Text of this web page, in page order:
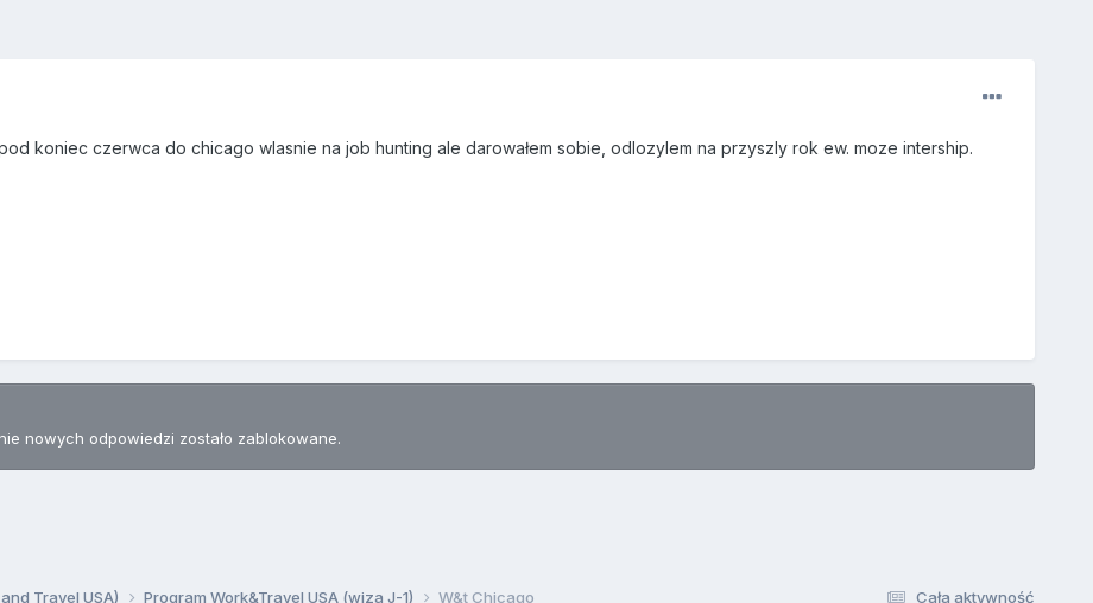
koniec czerwca do chicago wlasnie na job hunting ale darowałem sobie, odlozylem na przyszly rok ew. moze intership.
nowych odpowiedzi zostało zablokowane.
Cała aktywność
Travel USA) Program Work&Travel USA (wiza J-1) W&t Chicago